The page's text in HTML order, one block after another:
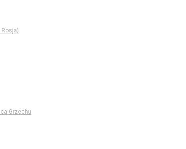
Rosja)
Grzechu